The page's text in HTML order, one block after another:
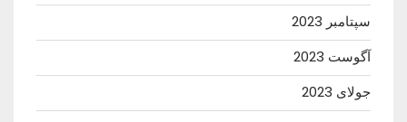
سپتامبر 2023
آگوست 2023
جولای 2023